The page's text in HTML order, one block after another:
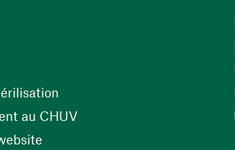
une nouvelle fenêtre)
au CHUV(ouvre une nouvelle